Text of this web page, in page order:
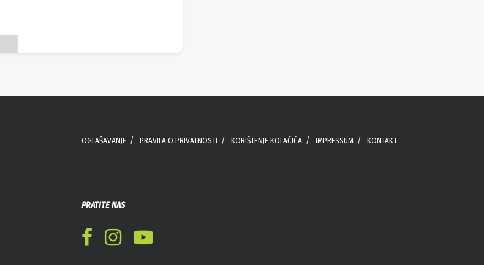
OGLAŠAVANJE PRAVILA O PRIVATNOSTI KORIŠTENJE KOLAČIĆA IMPRESSUM KONTAKT
PRATITE NAS